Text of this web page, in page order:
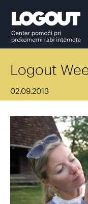
Logout
02.09.2013